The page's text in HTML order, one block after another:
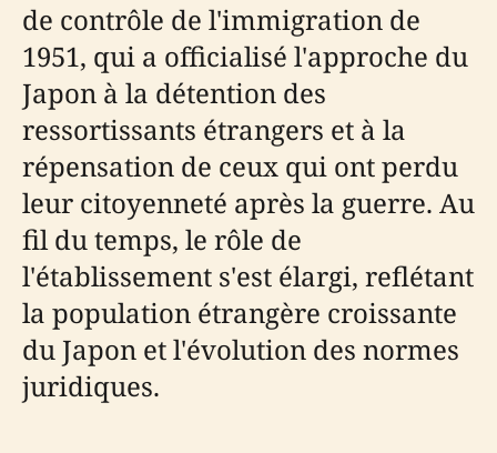
de contrôle de l'immigration de
1951, qui a officialisé l'approche du
Japon à la détention des
ressortissants étrangers et à la
répensation de ceux qui ont perdu
leur citoyenneté après la guerre. Au
fil du temps, le rôle de
l'établissement s'est élargi, reflétant
la population étrangère croissante
du Japon et l'évolution des normes
juridiques.